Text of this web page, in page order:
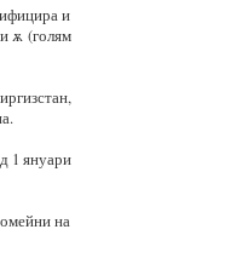
и
ѫ (голям
1 януари
на